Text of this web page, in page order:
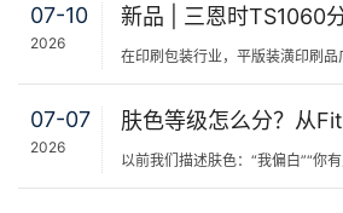
07-10
2026
07-07
2026